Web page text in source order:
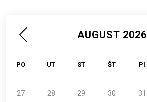
AUGUST 2026
PO UT ST ŠT PI
27 28 29 30 31